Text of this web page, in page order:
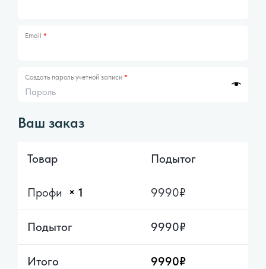
Email *
Создать пароль учетной записи *
Ваш заказ
Товар Подытог
Профи × 1 9990₽
Подытог 9990₽
Итого 9990₽